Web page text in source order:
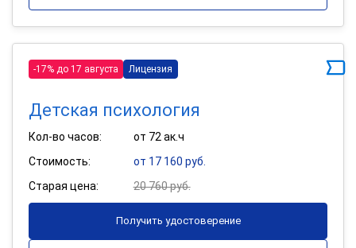
-17% до 17 августа Лицензия
Детская психология
Кол-во часов:
от 72 ак.ч
Стоимость:
от 17 160 руб.
Старая цена:
20 760 руб.
Получить удостоверение